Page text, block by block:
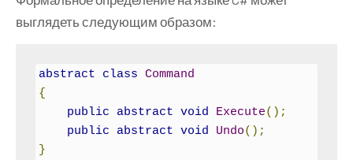
выглядеть следующим образом:
abstract class Command
{
public
abstract void Execute();
public
abstract void Undo();
}